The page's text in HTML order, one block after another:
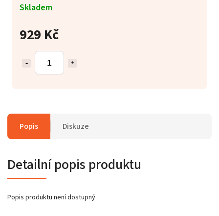
929 Kč
Skladem
Popis Diskuze
Detailní popis produktu
Popis produktu není dostupný